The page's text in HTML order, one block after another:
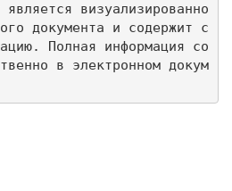
визуализированно
документа и содержит с
Полная информация со
в электронном докум